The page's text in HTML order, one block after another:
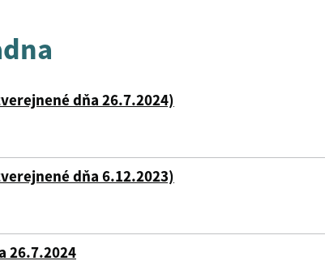
dňa 26.7.2024)
dňa 6.12.2023)
26.7.2024